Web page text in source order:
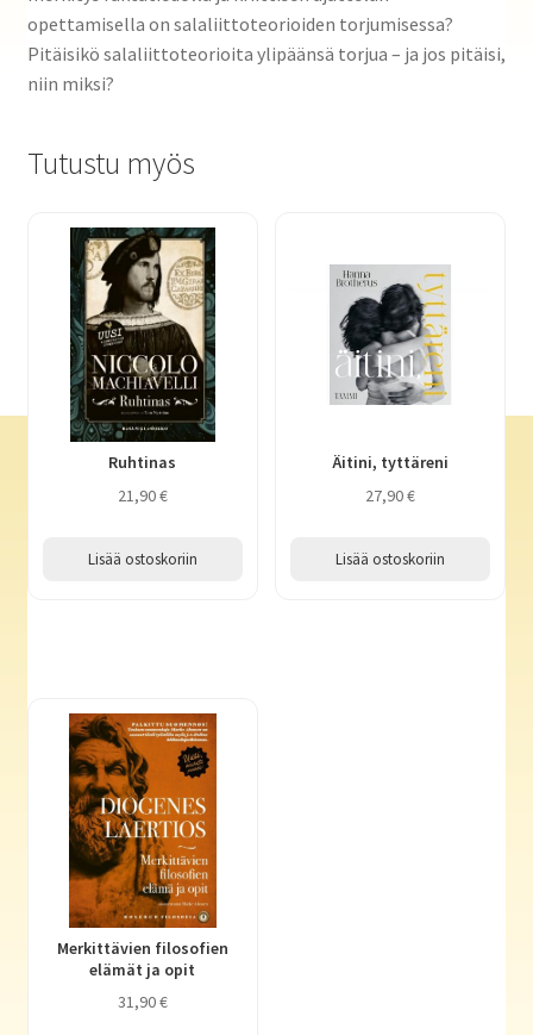
opettamisella on salaliittoteorioiden torjumisessa?
Pitäisikö salaliittoteorioita ylipäänsä torjua – ja jos pitäisi,
niin miksi?
Tutustu myös
Ruhtinas
21,90€
Lisää ostoskoriin
Äitini, tyttäreni
27,90€
Lisää ostoskoriin
Merkittävien filosofien
elämät ja opit
31,90€